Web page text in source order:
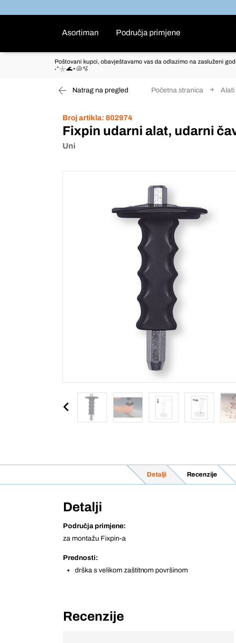
Asortiman Područja primjene
Poštovani kupci, obavještavamo vas da odlazimo na zasluženi
˖°𓇼🌊⋆🐚🫧
Natrag na pregled Početna stranica Alati
Broj artikla: 802974
Fixpin udarni alat, udarni
Uni
Detalji Recenzije
Detalji
Područja primjene:
za montažu Fixpin-a
Prednosti:
drška s velikom zaštitnom površinom
Recenzije